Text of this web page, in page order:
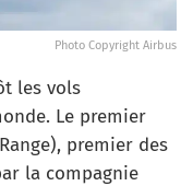
Photo Copyright Airbus
les vols
Le premier
premier des
la compagnie